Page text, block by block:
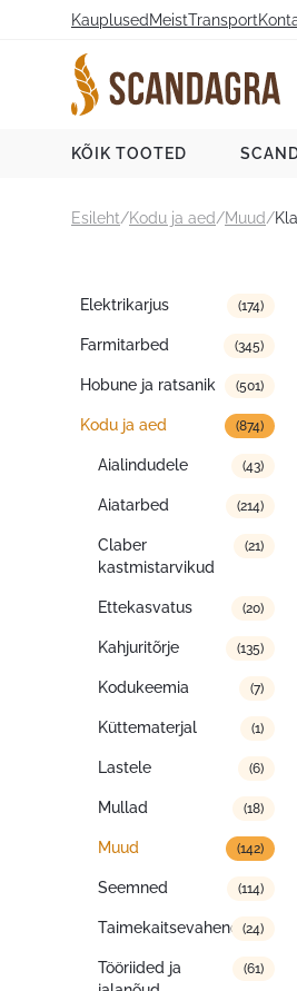
Kauplused MeistTransport
KÕIK TOOTED
Esileht/Kodu ja aed/Muud/
Tootekategooriad
Elektrikarjus (174)
Farmitarbed (345)
Hobune ja ratsanik (501)
Kodu ja aed (874)
Aialindudele (43)
Aiatarbed (214)
Claber
kastmistarvikud
(21)
Ettekasvatus (20)
Kahjuritõrje (135)
Kodukeemia (7)
Küttematerjal (1)
Lastele (6)
Mullad (18)
Muud (142)
Seemned (114)
Taimekaitsevahendid(24)
Tööriided ja
(61)